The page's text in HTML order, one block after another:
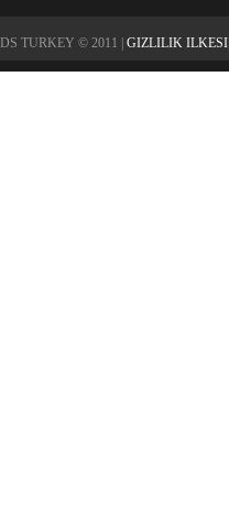
DS TURKEY © 2011 | GIZLILIK ILKESI